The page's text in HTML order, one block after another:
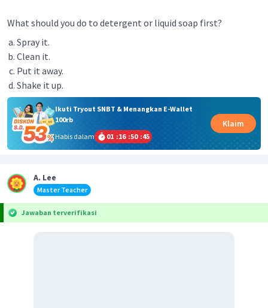
What should you do to detergent or liquid soap first?
Spray it.
Clean it.
Put it away.
Shake it up.
Ikuti Tryout SNBT & Menangkan E-Wallet
100rb
Habis dalam
01 :16 :50 :45
Klaim
A. Lee
Master Teacher
Jawaban terverifikasi